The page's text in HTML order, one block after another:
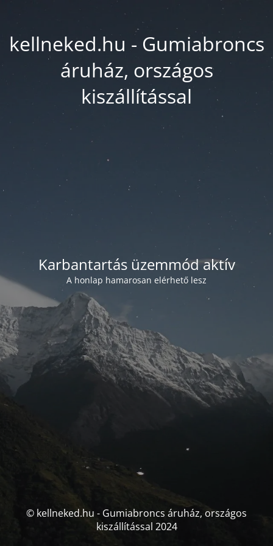
kellneked.hu - Gumiabroncs
áruház, országos
kiszállítással
Karbantartás üzemmód aktív
A honlap hamarosan elérhető lesz
© kellneked.hu - Gumiabroncs áruház, országos
kiszállítással 2024